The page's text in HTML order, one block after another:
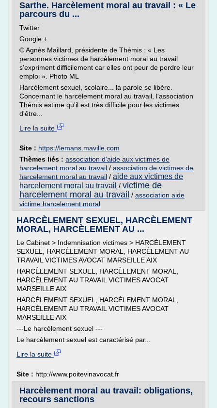
Sarthe. Harcèlement moral au travail : « Le
parcours du ...
Twitter
Google +
© Agnès Maillard, présidente de Thémis : « Les
personnes victimes de harcèlement moral au travail
s'expriment difficilement car elles ont peur de perdre leur
emploi ». Photo ML
Harcèlement sexuel, scolaire... la parole se libère.
Concernant le harcèlement moral au travail, l'association
Thémis estime qu'il est très difficile pour les victimes
d'être...
Lire la suite
Site : https://lemans.maville.com
Thèmes liés : association d'aide aux victimes de
harcelement moral au travail / association de victimes de
harcelement moral au travail / aide aux victimes de
harcelement moral au travail / victime de
harcelement moral au travail / association aide
victime harcelement moral
HARCÈLEMENT SEXUEL, HARCÈLEMENT
MORAL, HARCÈLEMENT AU ...
Le Cabinet > Indemnisation victimes > HARCÈLEMENT
SEXUEL, HARCÈLEMENT MORAL, HARCÈLEMENT AU
TRAVAIL VICTIMES AVOCAT MARSEILLE AIX
HARCÈLEMENT SEXUEL, HARCÈLEMENT MORAL,
HARCÈLEMENT AU TRAVAIL VICTIMES AVOCAT
MARSEILLE AIX
HARCÈLEMENT SEXUEL, HARCÈLEMENT MORAL,
HARCÈLEMENT AU TRAVAIL VICTIMES AVOCAT
MARSEILLE AIX
---Le harcèlement sexuel ---
Le harcèlement sexuel est caractérisé par...
Lire la suite
Site : http://www.poitevinavocat.fr
Harcèlement moral au travail: obligations,
recours sanctions